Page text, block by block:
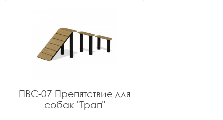
ПВС-07 Препятствие для
собак "Трап"